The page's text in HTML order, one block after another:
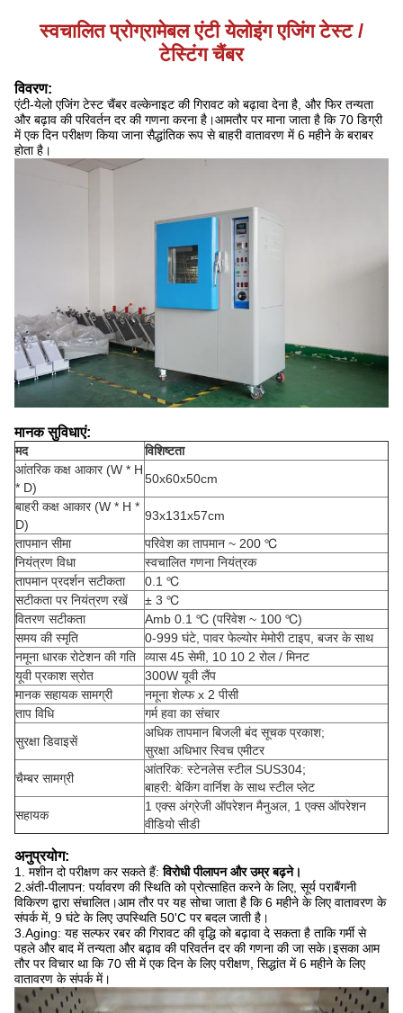
स्वचालित प्रोग्रामेबल एंटी येलोइंग एजिंग टेस्ट /
टेस्टिंग चैंबर
विवरण:
एंटी-येलो एजिंग टेस्ट चैंबर वल्केनाइट की गिरावट को बढ़ावा देना है, और फिर तन्यता
और बढ़ाव की परिवर्तन दर की गणना करना है।आमतौर पर माना जाता है कि 70 डिग्री
में एक दिन परीक्षण किया जाना सैद्धांतिक रूप से बाहरी वातावरण में 6 महीने के बराबर
होता है।
मानक सुविधाएं:
मद
विशिष्टता
आंतरिक कक्ष आकार (W * H
* D)
50x60x50cm
बाहरी कक्ष आकार (W * H *
D)
93x131x57cm
तापमान सीमा
परिवेश का तापमान ~ 200 ℃
नियंत्रण विधा
स्वचालित गणना नियंत्रक
तापमान प्रदर्शन सटीकता
0.1 ℃
सटीकता पर नियंत्रण रखें
± 3 ℃
वितरण सटीकता
Amb 0.1 ℃ (परिवेश ~ 100 ℃)
समय की स्मृति
0-999 घंटे, पावर फेल्योर मेमोरी टाइप, बजर के साथ
नमूना धारक रोटेशन की गति
व्यास 45 सेमी, 10 10 2 रोल / मिनट
यूवी प्रकाश स्रोत
300W यूवी लैंप
मानक सहायक सामग्री
नमूना शेल्फ x 2 पीसी
ताप विधि
गर्म हवा का संचार
सुरक्षा डिवाइसें
अधिक तापमान बिजली बंद सूचक प्रकाश;
सुरक्षा अधिभार स्विच एमीटर
चैम्बर सामग्री
आंतरिक: स्टेनलेस स्टील SUS304;
बाहरी: बेकिंग वार्निश के साथ स्टील प्लेट
सहायक
1 एक्स अंग्रेजी ऑपरेशन मैनुअल, 1 एक्स ऑपरेशन
वीडियो सीडी
अनुप्रयोग:
1. मशीन दो परीक्षण कर सकते हैं:विरोधी पीलापन और उम्र बढ़ने।
2.अंती-पीलापन: पर्यावरण की स्थिति को प्रोत्साहित करने के लिए, सूर्य पराबैंगनी
विकिरण द्वारा संचालित।आम तौर पर यह सोचा जाता है कि 6 महीने के लिए वातावरण के
संपर्क में, 9 घंटे के लिए उपस्थिति 50'C पर बदल जाती है।
3.Aging: यह सल्फर रबर की गिरावट की वृद्धि को बढ़ावा दे सकता है ताकि गर्मी से
पहले और बाद में तन्यता और बढ़ाव की परिवर्तन दर की गणना की जा सके।इसका आम
तौर पर विचार था कि 70 सी में एक दिन के लिए परीक्षण, सिद्धांत में 6 महीने के लिए
वातावरण के संपर्क में।